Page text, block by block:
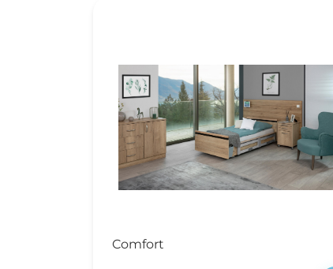
Comfort